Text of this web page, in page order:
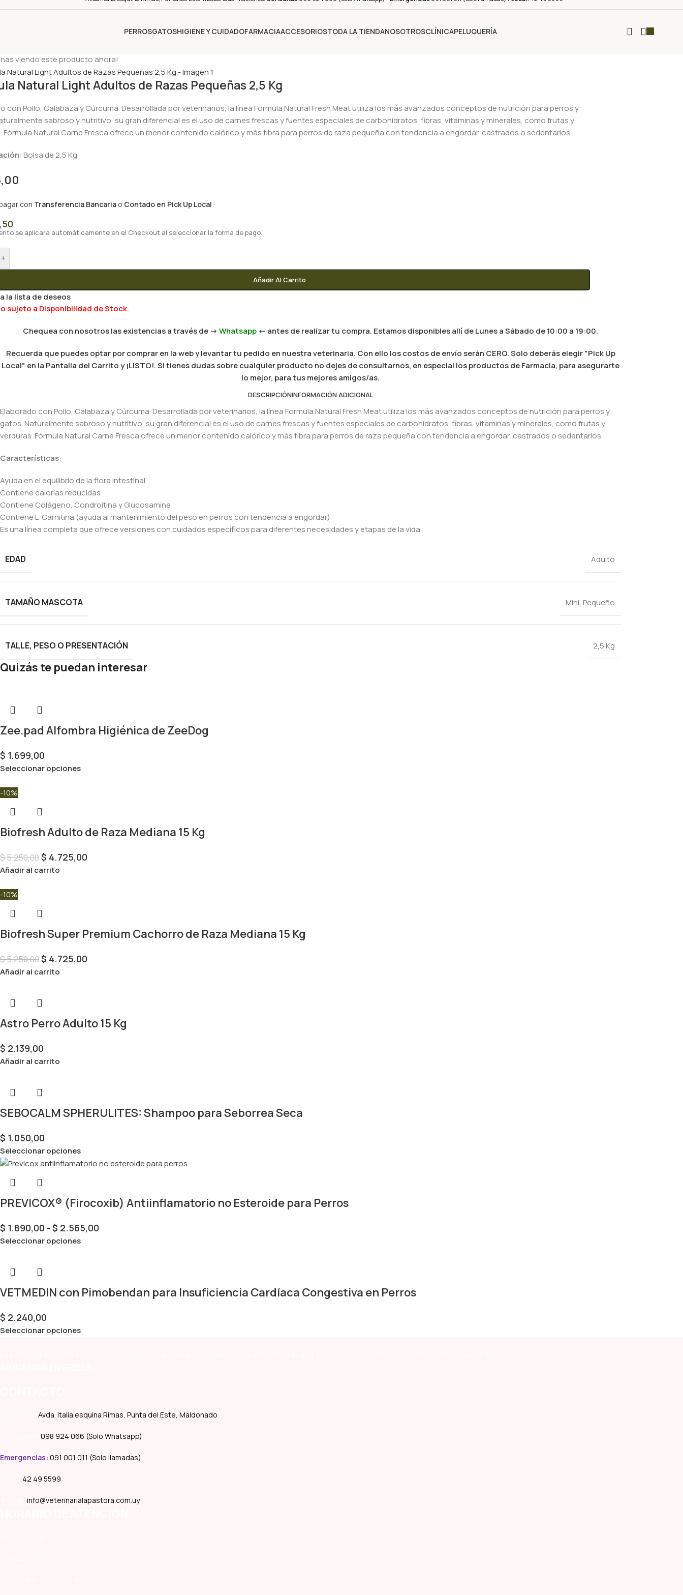
PERROSGATOSHIGIENE Y CUIDADOFARMACIAACCESORIOSTODA LA TIENDANOSOTROSCLÍNICAPELUQUERÍA
viendo este producto ahora!
Natural Light Adultos de Razas Pequeñas 2,5 Kg
con Pollo, Calabaza y Cúrcuma. Desarrollada por veterinarios, la línea Formula Natural Fresh Meat utiliza los más avanzados conceptos de nutrición para perros y
sabroso y nutritivo, su gran diferencial es el uso de carnes frescas y fuentes especiales de carbohidratos, fibras, vitaminas y minerales, como frutas y
Fórmula Natural Carne Fresca ofrece un menor contenido calórico y más fibra para perros de raza pequeña con tendencia a engordar, castrados o sedentarios.
Bolsa de 2,5 Kg
con Transferencia Bancaria o Contado en Pick Up Local:
se aplicará automáticamente en el Checkout al seleccionar la forma de pago.
+
Añadir Al Carrito
la lista de deseos
sujeto a Disponibilidad de Stock.
Chequea con nosotros las existencias a través de -> Whatsapp <- antes de realizar tu compra. Estamos disponibles allí de Lunes a Sábado de 10:00 a 19:00.
Recuerda que puedes optar por comprar en la web y levantar tu pedido en nuestra veterinaria. Con ello los costos de envío serán CERO. Solo deberás elegir "Pick Up
Local" en la Pantalla del Carrito y ¡LISTO!. Si tienes dudas sobre cualquier producto no dejes de consultarnos, en especial los productos de Farmacia, para asegurarte
lo mejor, para tus mejores amigos/as.
DESCRIPCIÓNINFORMACIÓN ADICIONAL
Elaborado con Pollo, Calabaza y Cúrcuma. Desarrollada por veterinarios, la línea Formula Natural Fresh Meat utiliza los más avanzados conceptos de nutrición para perros y
gatos. Naturalmente sabroso y nutritivo, su gran diferencial es el uso de carnes frescas y fuentes especiales de carbohidratos, fibras, vitaminas y minerales, como frutas y
verduras. Fórmula Natural Carne Fresca ofrece un menor contenido calórico y más fibra para perros de raza pequeña con tendencia a engordar, castrados o sedentarios.
Características:
Ayuda en el equilibrio de la flora intestinal
Contiene calorías reducidas
Contiene Colágeno, Condroitina y Glucosamina
Contiene L-Carnitina (ayuda al mantenimiento del peso en perros con tendencia a engordar)
Es una línea completa que ofrece versiones con cuidados específicos para diferentes necesidades y etapas de la vida.
EDAD Adulto
TAMAÑO MASCOTA Mini, Pequeño
TALLE, PESO O PRESENTACIÓN 2,5 Kg
Quizás te puedan interesar
Zee.pad Alfombra Higiénica de ZeeDog
$ 1.699,00
Seleccionar opciones
-10%
Biofresh Adulto de Raza Mediana 15 Kg
$5.250,00$ 4.725,00
Añadir al carrito
-10%
Biofresh Super Premium Cachorro de Raza Mediana 15 Kg
$5.250,00$ 4.725,00
Añadir al carrito
Astro Perro Adulto 15 Kg
$ 2.139,00
Añadir al carrito
SEBOCALM SPHERULITES: Shampoo para Seborrea Seca
$ 1.050,00
Seleccionar opciones
PREVICOX® (Firocoxib) Antiinflamatorio no Esteroide para Perros
$ 1.890,00 - $ 2.565,00
Seleccionar opciones
VETMEDIN con Pimobendan para Insuficiencia Cardíaca Congestiva en Perros
$ 2.240,00
Seleccionar opciones
Avda. Italia esquina Rimas, Punta del Este, Maldonado
098 924 066 (Solo Whatsapp)
Emergencias: 091 001 011 (Solo llamadas)
42 49 5599
info@veterinarialapastora.com.uy